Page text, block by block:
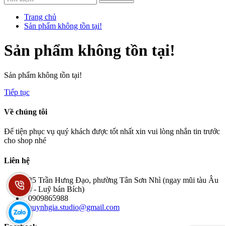
Trang chủ
Sản phẩm không tồn tại!
Sản phẩm không tồn tại!
Sản phẩm không tồn tại!
Tiếp tục
Về chúng tôi
Để tiện phục vụ quý khách được tốt nhất xin vui lòng nhắn tin trước
cho shop nhé
Liên hệ
25 Trần Hưng Đạo, phường Tân Sơn Nhì (ngay mũi tàu Âu
cơ - Luỹ bán Bích)
0909865988
huynhgia.studio@gmail.com